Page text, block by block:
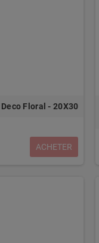
Floral - 20X30
ACHETER